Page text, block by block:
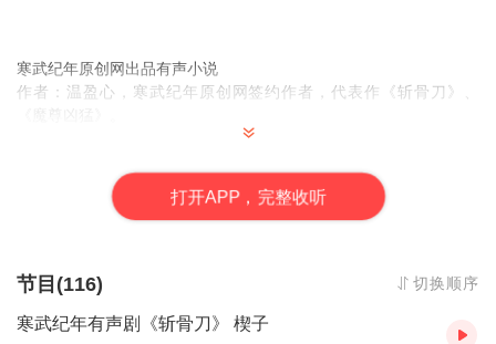
寒武纪年原创网出品有声小说
作者：温盈心，寒武纪年原创网签约作者，代表作《斩骨刀》、
道士庄吟为救故友日夜兼程，途中仗义出手却巧遇一位黑衣公子，
世道不古。回首一人尔。
是如何挣脱三千情丝缚？
打开APP，完整收听
节目(116) 切换顺序
寒武纪年有声剧《斩骨刀》 楔子